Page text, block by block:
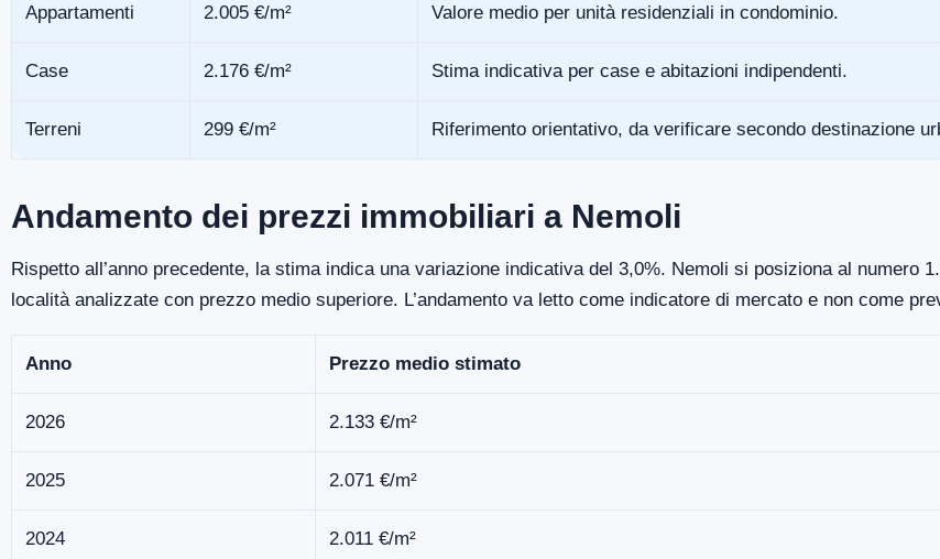
Appartamenti 2.005 €/m² Valore medio per unità residenziali in condominio.
Case 2.176 €/m² Stima indicativa per case e abitazioni indipendenti.
Terreni 299 €/m² Riferimento orientativo, da verificare secondo destinazione
Andamento dei prezzi immobiliari a Nemoli
Rispetto all’anno precedente, la stima indica una variazione indicativa del 3,0%. Nemoli si posiziona al numero
località analizzate con prezzo medio superiore. L’andamento va letto come indicatore di mercato e non come
Anno Prezzo medio stimato
2026 2.133 €/m²
2025 2.071 €/m²
2024 2.011 €/m²